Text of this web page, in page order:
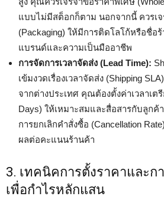
แบบไม่มีสต็อกก็ตาม นอกจากนี้ ควรเ
(Packaging) ให้มีการติดโลโก้หรือชื่อ
แบรนด์และความเป็นมืออาชีพ
การจัดการเวลาจัดส่ง (Lead Time):
เข้มงวดเรื่องเวลาจัดส่ง (Shipping
จากต่างประเทศ คุณต้องตั้งค่าเวลาเต
Days) ให้เหมาะสมและสื่อสารกับลูกค้
การยกเลิกคำสั่งซื้อ (Cancellation
ผลต่อคะแนนร้านค้า
3. เทคนิคการตั้งราคาและก
เพื่อกำไรหลักแสน